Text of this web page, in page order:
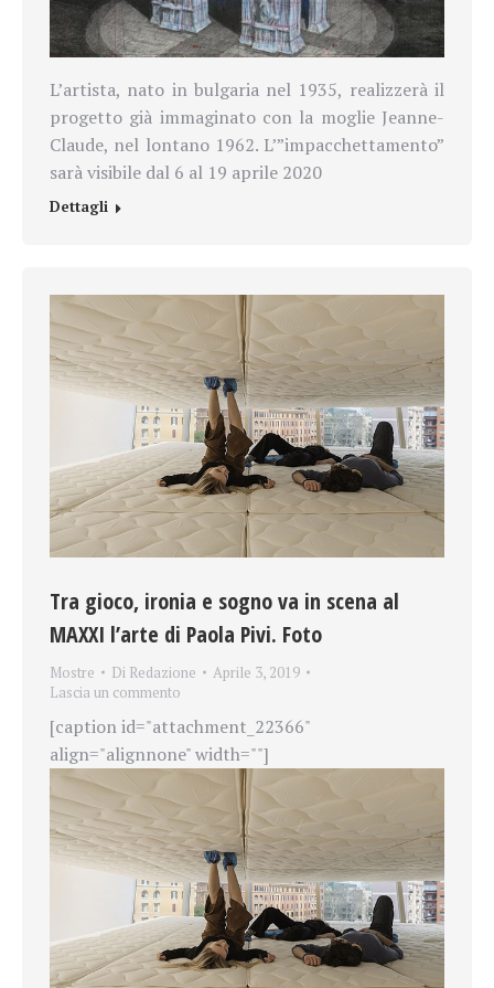
L’artista, nato in bulgaria nel 1935, realizzerà il
progetto già immaginato con la moglie Jeanne-
Claude, nel lontano 1962. L’”impacchettamento”
sarà visibile dal 6 al 19 aprile 2020
Dettagli
Tra gioco, ironia e sogno va in scena al
MAXXI l’arte di Paola Pivi. Foto
Mostre Di Redazione
Aprile 3, 2019
Lascia un commento
[caption id="attachment_22366"
align="alignnone" width=""]